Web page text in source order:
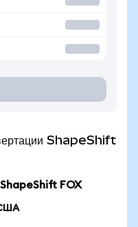
ShapeShift
FOX